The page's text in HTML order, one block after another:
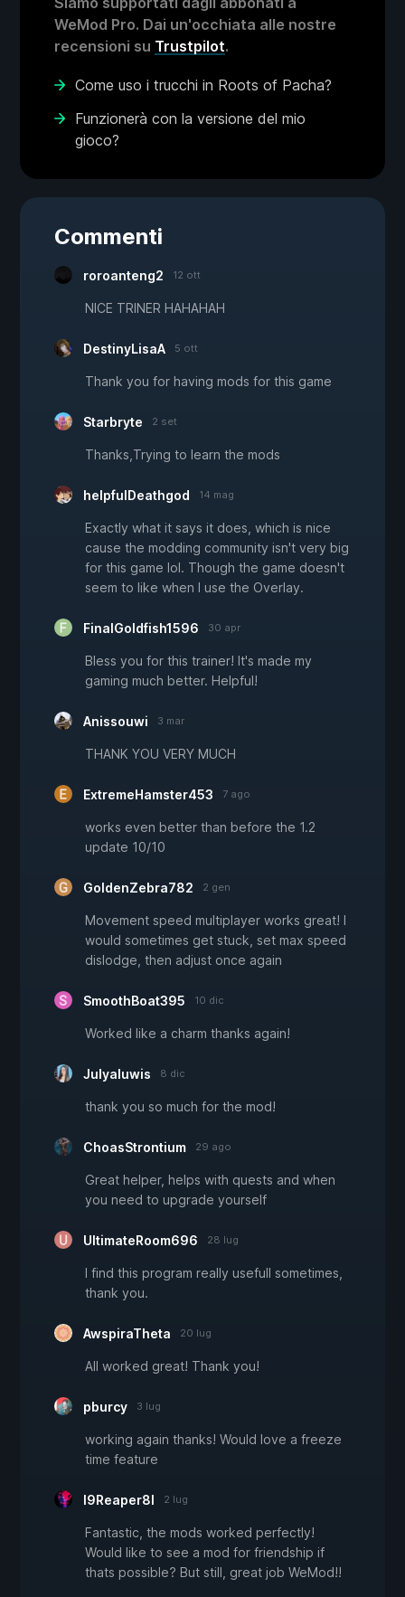
WeMod Pro. Dai un'occhiata alle nostre
recensioni su Trustpilot.
Come uso i trucchi in Roots of Pacha?
Funzionerà con la versione del mio
gioco?
Commenti
roroanteng2 12 ott
NICE TRINER HAHAHAH
DestinyLisaA 5 ott
Thank you for having mods for this game
Starbryte 2 set
Thanks,Trying to learn the mods
helpfulDeathgod 14 mag
Exactly what it says it does, which is nice
cause the modding community isn't very big
for this game lol. Though the game doesn't
seem to like when I use the Overlay.
FinalGoldfish1596 30 apr
Bless you for this trainer! It's made my
gaming much better. Helpful!
Anissouwi 3 mar
THANK YOU VERY MUCH
ExtremeHamster453 7 ago
works even better than before the 1.2
update 10/10
GoldenZebra782 2 gen
Movement speed multiplayer works great! I
would sometimes get stuck, set max speed
dislodge, then adjust once again
SmoothBoat395 10 dic
Worked like a charm thanks again!
Julyaluwis 8 dic
thank you so much for the mod!
ChoasStrontium 29 ago
Great helper, helps with quests and when
you need to upgrade yourself
UltimateRoom696 28 lug
I find this program really usefull sometimes,
thank you.
AwspiraTheta 20 lug
All worked great! Thank you!
pburcy 3 lug
working again thanks! Would love a freeze
time feature
I9Reaper8I 2 lug
Fantastic, the mods worked perfectly!
Would like to see a mod for friendship if
thats possible? But still, great job WeMod!!